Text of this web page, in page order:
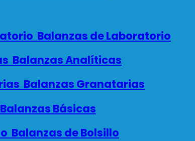
Balanzas de Laboratorio
Balanzas Analíticas
Balanzas Granatarias
Balanzas Básicas
Balanzas de Bolsillo